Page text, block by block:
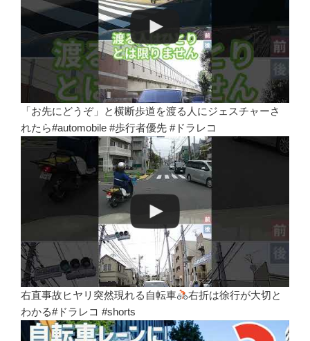
「お先にどうぞ」と横断歩道を渡る人にジェスチャーさ
れたら#automobile #歩行者優先 #ドラレコ
右直事故ヒヤリ突然現れる自転車
右折は徐行が大切と
わかる#ドラレコ #shorts